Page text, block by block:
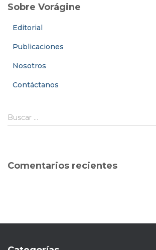
Sobre Vorágine
Editorial
Publicaciones
Nosotros
Contáctanos
B
u
r
Buscar …
Comentarios recientes